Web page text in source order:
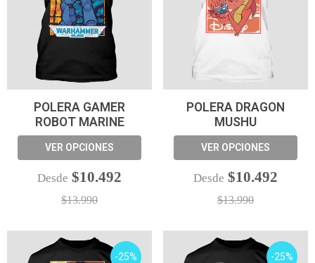
POLERA GAMER
ROBOT MARINE
VER OPCIONES
Desde $10.492
$13.990
POLERA DRAGON
MUSHU
VER OPCIONES
Desde $10.492
$13.990
-25% -25%